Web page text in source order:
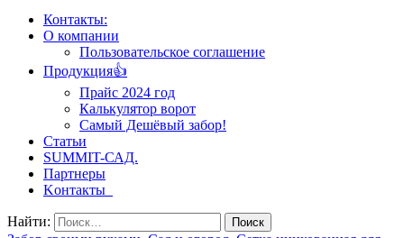
Контакты:
О компании
Пользовательское соглашение
Продукция👍
Прайс 2024 год
Калькулятор ворот
Самый Дешёвый забор!
Статьи
SUMMIT-САД.
Партнеры
Kонтакты
Найти: